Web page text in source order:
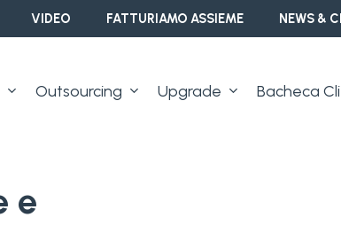
VIDEO FATTURIAMO ASSIEME NEWS &
Outsourcing Upgrade Bacheca
e